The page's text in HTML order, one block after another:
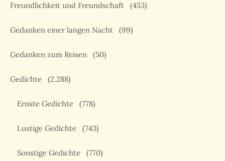
Freundlichkeit und Freundschaft (453)
Gedanken einer langen Nacht (99)
Gedanken zum Reisen (50)
Gedichte (2.288)
Ernste Gedichte (778)
Lustige Gedichte (743)
Sonstige Gedichte (770)